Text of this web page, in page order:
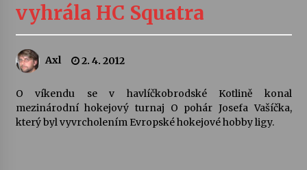
kapkou
Veselí muzikanti
Pozvánka na integrační festival Quijotova
vyhrála HC Squatra
Axl 2. 4. 2012
O víkendu se v havlíčkobrodské Kotlině konal
mezinárodní hokejový turnaj O pohár Josefa Vašíčka,
který byl vyvrcholením Evropské hokejové hobby ligy.